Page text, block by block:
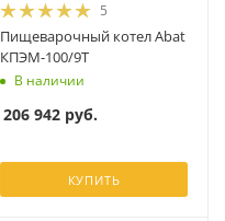
5
Пищеварочный котел Abat
КПЭМ-100/9Т
В наличии
206 942 руб.
КУПИТЬ